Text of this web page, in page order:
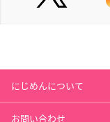
にじめんについて
お問い合わせ